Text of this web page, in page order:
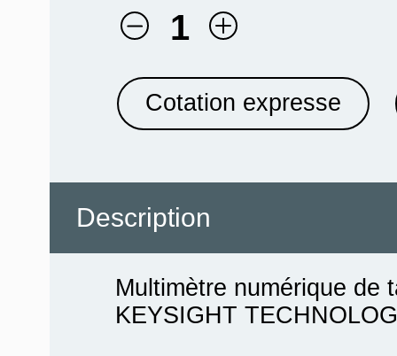
1
Cotation expresse
Description
Multimètre numérique de
KEYSIGHT